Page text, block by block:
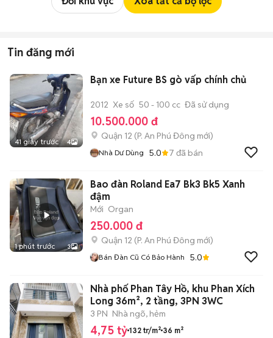
Tin đăng mới
41 giây trước 4
Bạn xe Future BS gò vấp chính chủ
2012 Xe số 50 - 100 cc Đã sử dụng
10.500.000 đ
Quận 12 (P. An Phú Đông mới)
Nhà Dư Dùng 5.0 7 đã bán
1 phút trước 3
Bao đàn Roland Ea7 Bk3 Bk5 Xanh
đậm
Mới Organ
250.000 đ
Quận 12 (P. An Phú Đông mới)
Bán Đàn Cũ Có Bảo Hành 5.0
Nhà phố Phan Tây Hồ, khu Phan Xích
Long 36m², 2 tầng, 3PN 3WC
3 PN Nhà ngõ, hẻm
4,75 tỷ 132 tr/m² 36 m²